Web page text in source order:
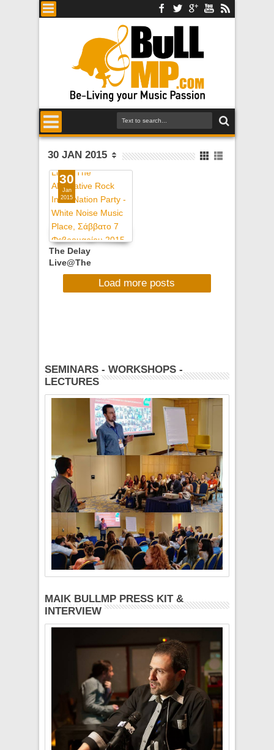
30 JAN 2015
The Delay
Live@The
Alternative Rock
Indie Nation Party -
30
Jan
2015
Load more posts
SEMINARS - WORKSHOPS -
LECTURES
MAIK BULLMP PRESS KIT &
INTERVIEW